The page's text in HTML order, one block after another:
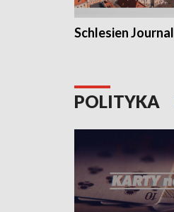
Schlesien Journal
POLITYKA